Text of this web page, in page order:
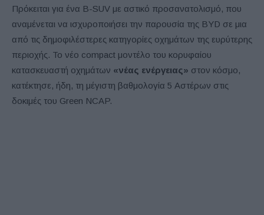
Πρόκειται για ένα B-SUV με αστικό προσανατολισμό, που
αναμένεται να ισχυροποιήσει την παρουσία της BYD σε μια
από τις δημοφιλέστερες κατηγορίες οχημάτων της ευρύτερης
περιοχής. Το νέο compact μοντέλο του κορυφαίου
κατασκευαστή οχημάτων «νέας ενέργειας» στον κόσμο,
κατέκτησε, ήδη, τη μέγιστη βαθμολογία 5 Αστέρων στις
δοκιμές του Green NCAP.